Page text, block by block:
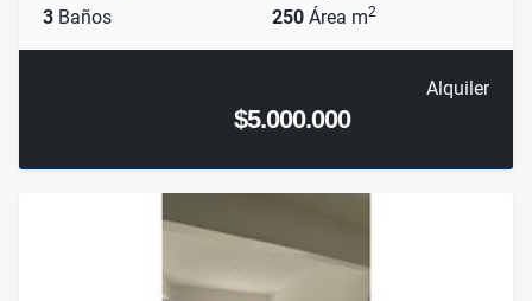
3 Baños 250 Área m2
Alquiler
$5.000.000